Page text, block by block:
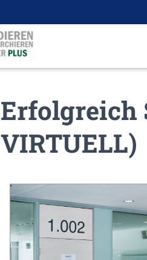
Erfolgreich
VIRTUELL)